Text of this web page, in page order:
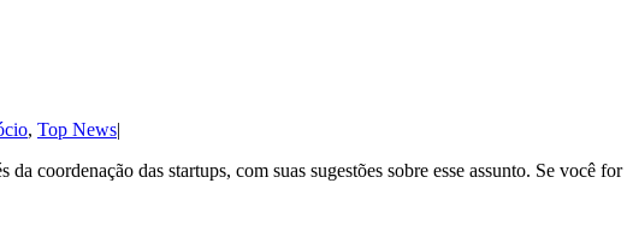
, Top News|
coordenação das startups, com suas sugestões sobre esse assunto. Se você for